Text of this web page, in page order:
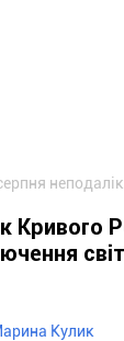
Кривого
Кулик